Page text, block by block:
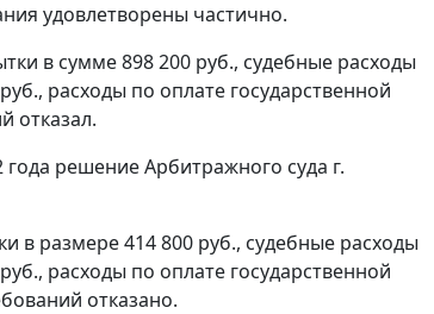
удовлетворены частично.
в сумме 898 200 руб., судебные расходы
расходы по оплате государственной
отказал.
решение Арбитражного суда г.
размере 414 800 руб., судебные расходы
расходы по оплате государственной
отказано.